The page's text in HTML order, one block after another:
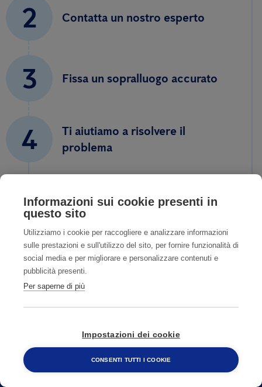
2 Contatta un nostro esperto
3 Fissa un sopralluogo accurato
4
Ti aiutiamo a risolvere il
problema
800 482 320
Informazioni sui cookie presenti in
questo sito
Utilizziamo i cookie per raccogliere e analizzare informazioni
sulle prestazioni e sull'utilizzo del sito, per fornire funzionalità di
social media e per migliorare e personalizzare contenuti e
pubblicità presenti.
Per saperne di più
Impostazioni dei cookie
CONSENTI TUTTI I COOKIE